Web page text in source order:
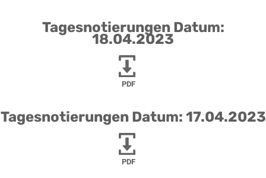
Tagesnotierungen Datum:
18.04.2023
PDF
Tagesnotierungen Datum: 17.04.2023
PDF